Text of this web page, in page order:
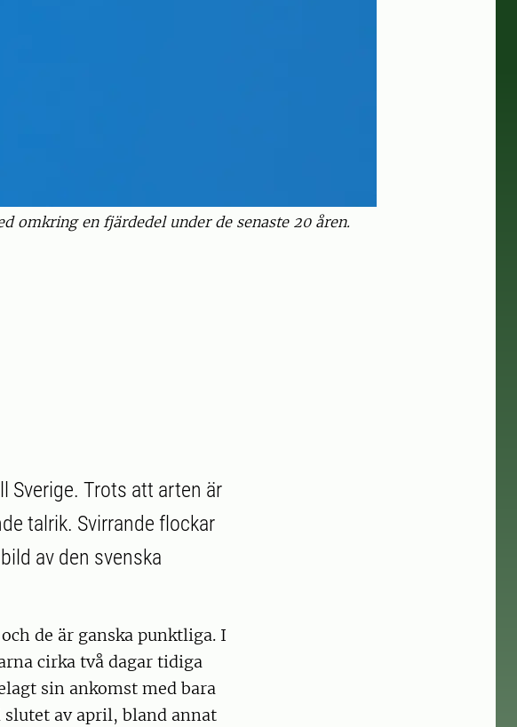
omkring en fjärdedel under de senaste 20 åren.
Sverige. Trots att arten är
talrik. Svirrande flockar
av den svenska
de är ganska punktliga. I
cirka två dagar tidiga
sin ankomst med bara
av april, bland annat